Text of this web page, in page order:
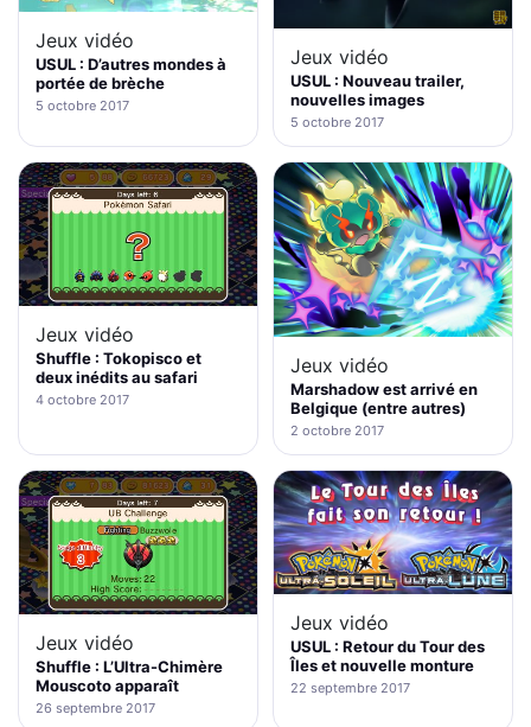
Jeux vidéo
USUL : D’autres mondes à
portée de brèche
5 octobre 2017
Jeux vidéo
USUL : Nouveau trailer,
nouvelles images
5 octobre 2017
Jeux vidéo
Shuffle : Tokopisco et
deux inédits au safari
4 octobre 2017
Jeux vidéo
Marshadow est arrivé en
Belgique (entre autres)
2 octobre 2017
Jeux vidéo
Shuffle : L’Ultra-Chimère
Mouscoto apparaît
26 septembre 2017
Jeux vidéo
USUL : Retour du Tour des
Îles et nouvelle monture
22 septembre 2017